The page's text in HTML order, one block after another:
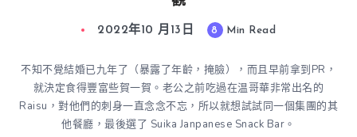
2022年10 月13日 8 Min Read
不知不覺結婚已九年了（暴露了年齡，掩臉），而且早前拿到PR，
就決定食得豐富些賀一賀。老公之前吃過在温哥華非常出名的
Raisu，對他們的刺身一直念念不忘，所以就想試試同一個集團的其
他餐廳，最後選了 Suika Janpanese Snack Bar。